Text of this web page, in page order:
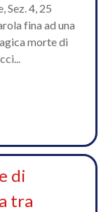
Sez. 4, 25
fina ad una
morte di
di
tra